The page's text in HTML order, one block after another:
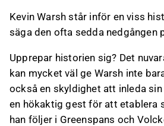
Kevin Warsh står inför en viss
säga den ofta sedda nedgången
Upprepar historien sig? Det
kan mycket väl ge Warsh inte
också en skyldighet att inleda
en hökaktig gest för att etablera
han följer i Greenspans och